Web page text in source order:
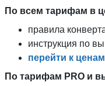
По всем тарифам в
правила
инструкция по
перейти к
По тарифам PRO и